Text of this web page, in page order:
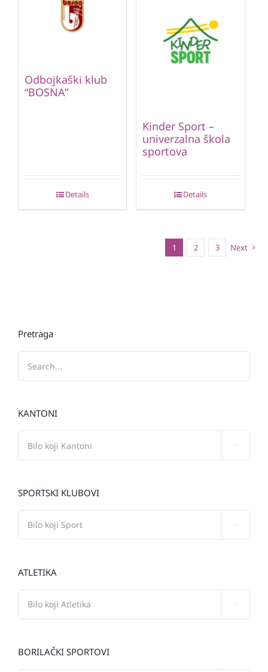
Odbojkaški klub
“BOSNA”
Details
Kinder Sport –
univerzalna škola
sportova
Details
1 2 3 Next
Pretraga
KANTONI
SPORTSKI KLUBOVI
ATLETIKA
BORILAČKI SPORTOVI